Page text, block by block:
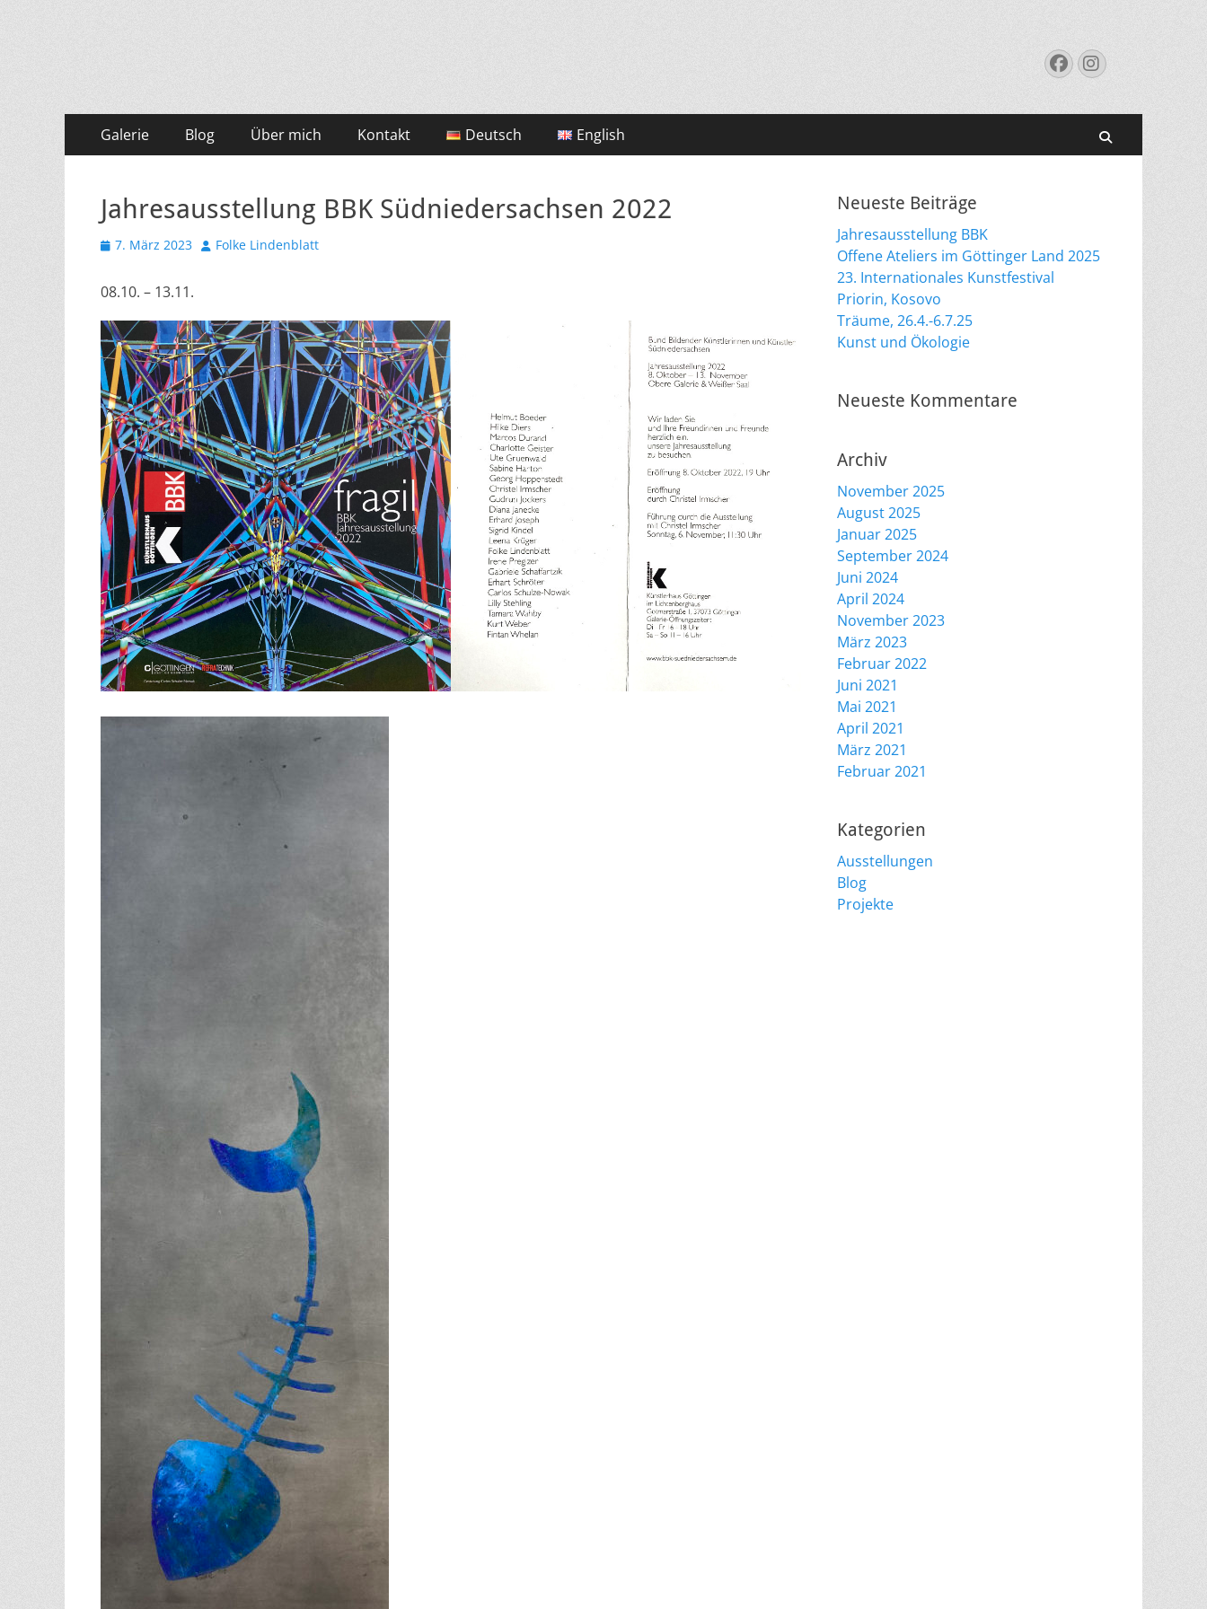
nach:
Facebook
Instagram
Primäres
Menü
Inhalt
Galerie Blog Über mich Kontakt Deutsch English
Jahresausstellung BBK Südniedersachsen 2022
Veröffentlicht
7. März 2023 AutorFolke Lindenblatt
08.10. – 13.11.
Neueste Beiträge
Jahresausstellung BBK
Offene Ateliers im Göttinger Land 2025
23. Internationales Kunstfestival
Priorin, Kosovo
Träume, 26.4.-6.7.25
Kunst und Ökologie
Neueste Kommentare
Archiv
November 2025
August 2025
Januar 2025
September 2024
Juni 2024
April 2024
November 2023
März 2023
Februar 2022
Juni 2021
Mai 2021
April 2021
März 2021
Februar 2021
Kategorien
Ausstellungen
Blog
Projekte